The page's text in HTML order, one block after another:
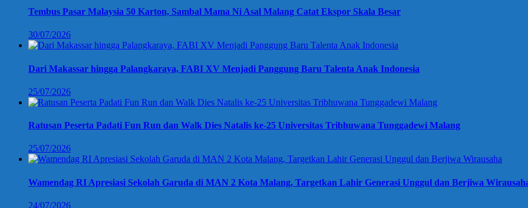
Tembus Pasar Malaysia 50 Karton, Sambal Mama Ni Asal Malang Catat Ekspor Skala Besar
30/07/2026
Dari Makassar hingga Palangkaraya, FABI XV Menjadi Panggung Baru Talenta Anak Indonesia
25/07/2026
Ratusan Peserta Padati Fun Run dan Walk Dies Natalis ke-25 Universitas Tribhuwana Tunggadewi Malang
25/07/2026
Wamendag RI Apresiasi Sekolah Garuda di MAN 2 Kota Malang, Targetkan Lahir Generasi Unggul dan Berjiwa
24/07/2026